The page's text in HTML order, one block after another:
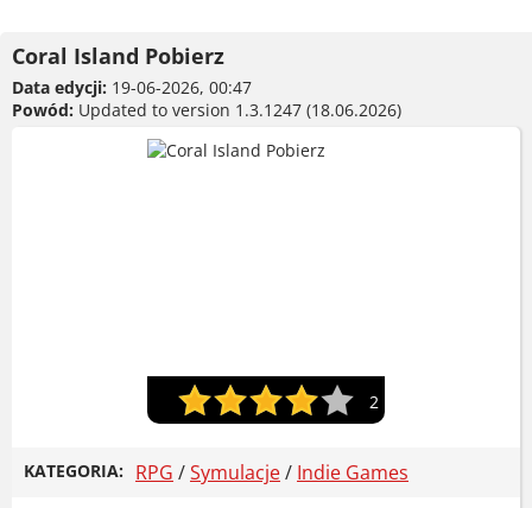
Coral Island Pobierz
Data edycji: 19-06-2026, 00:47
Powód: Updated to version 1.3.1247 (18.06.2026)
2
KATEGORIA: RPG /Symulacje/ Indie Games